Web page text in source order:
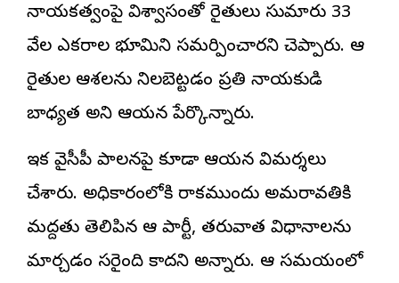
నాయకత్వంపై విశ్వాసంతో రైతులు సుమారు 33
వేల ఎకరాల భూమిని సమర్పించారని చెప్పారు. ఆ
రైతుల ఆశలను నిలబెట్టడం ప్రతి నాయకుడి
బాధ్యత అని ఆయన పేర్కొన్నారు.
ఇక వైసీపీ పాలనపై కూడా ఆయన విమర్శలు
చేశారు. అధికారంలోకి రాకముందు అమరావతికి
మద్దతు తెలిపిన ఆ పార్టీ, తరువాత విధానాలను
మార్చడం సరైంది కాదని అన్నారు. ఆ సమయంలో